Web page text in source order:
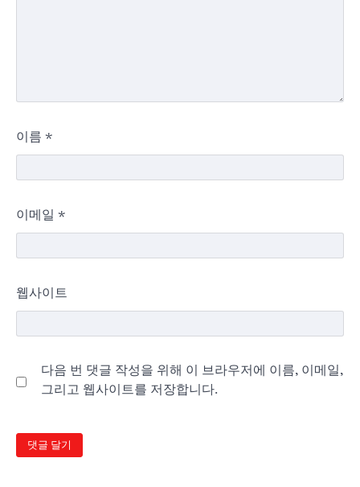
이름 *
이메일 *
웹사이트
다음 번 댓글 작성을 위해 이 브라우저에 이름, 이메일,
그리고 웹사이트를 저장합니다.